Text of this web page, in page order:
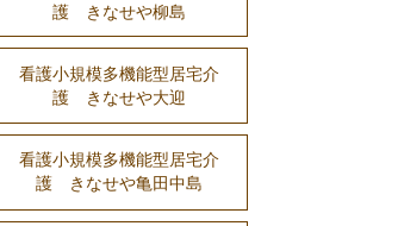
護 きなせや柳島
看護小規模多機能型居宅介
護 きなせや大迎
看護小規模多機能型居宅介
護 きなせや亀田中島